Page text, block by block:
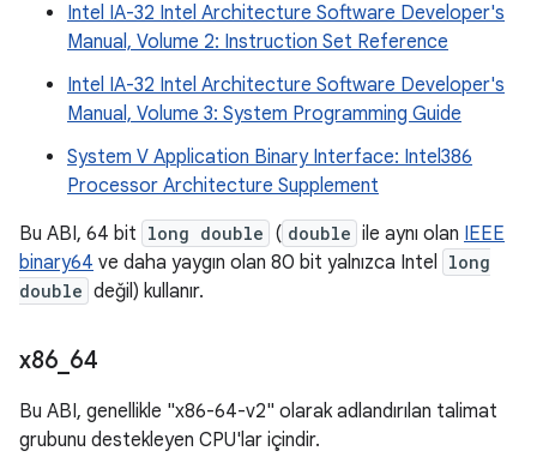
Intel IA-32 Intel Architecture Software Developer's
Manual, Volume 2: Instruction Set Reference
Intel IA-32 Intel Architecture Software Developer's
Manual, Volume 3: System Programming Guide
System V Application Binary Interface: Intel386
Processor Architecture Supplement
Bu ABI, 64 bit long double ( double ile aynı olan IEEE
binary64 ve daha yaygın olan 80 bit yalnızca Intel long
double değil) kullanır.
x86 64
Bu ABI, genellikle "x86-64-v2" olarak adlandırılan talimat
grubunu destekleyen CPU'lar içindir.